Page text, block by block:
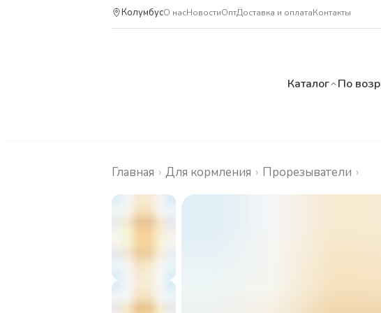
КолумбусО насНовостиОптДоставка и оплатаКонтакты
Каталог По
Главная › Для кормления › Прорезыватели ›